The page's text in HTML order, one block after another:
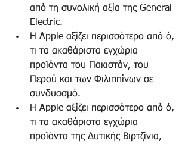
από τη συνολική αξία της General
Electric.
Η Apple αξίζει περισσότερο από ό,
τι τα ακαθάριστα εγχώρια
προϊόντα του Πακιστάν, του
Περού και των Φιλιππίνων σε
συνδυασμό.
Η Apple αξίζει περισσότερο από ό,
τι τα ακαθάριστα εγχώρια
προϊόντα της Δυτικής Βιρτζίνια,